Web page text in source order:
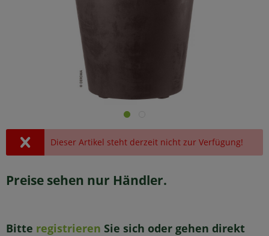
Dieser Artikel steht derzeit nicht zur Verfügung!
Preise sehen nur Händler.
Bitte registrieren Sie sich oder gehen direkt